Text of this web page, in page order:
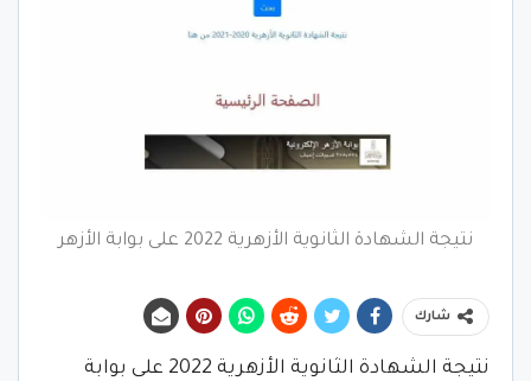
نتيجة الشهادة الثانوية الأزهرية 2022 على بوابة الأزهر
شارك
نتيجة الشهادة الثانوية الأزهرية 2022 على بوابة